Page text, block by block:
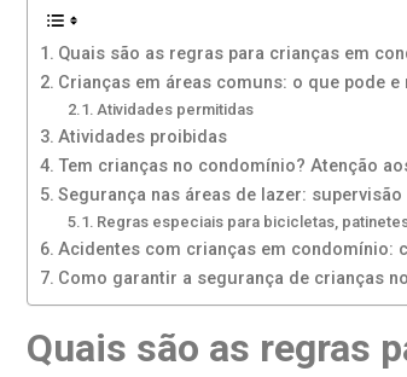
Quais são as regras para crianças em
Crianças em áreas comuns: o que pode e
Atividades permitidas
Atividades proibidas
Tem crianças no condomínio? Atenção
Segurança nas áreas de lazer: supervisão
Regras especiais para bicicletas,
Acidentes com crianças em condomínio:
Como garantir a segurança de crianças
Quais são as regras